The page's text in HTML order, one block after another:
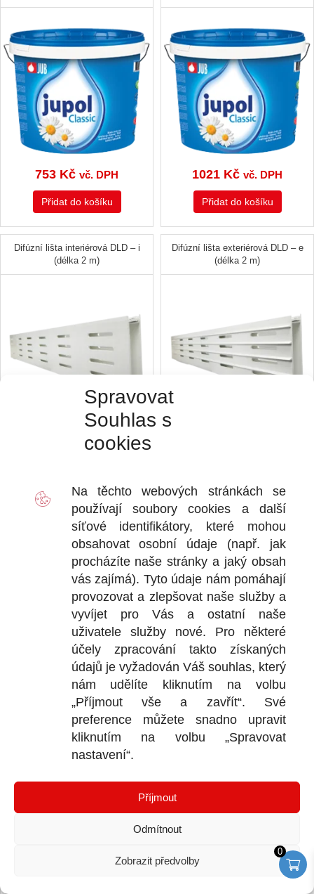
Spravovat
Souhlas s
cookies
Na těchto webových stránkách se
používají souborycookies a další
síťové identifikátory, které mohou
obsahovat osobní údaje (např. jak
procházíte naše stránky a jaký obsah
vás zajímá). Tyto údaje nám pomáhají
provozovat a zlepšovat naše služby a
vyvíjet pro Vás a ostatní naše
uživatele služby nové. Pro některé
účely zpracování takto získaných
údajů je vyžadován Váš souhlas, který
nám udělíte kliknutím na volbu
„Příjmout vše a zavřít“. Své
preference můžete snadno upravit
kliknutím na volbu „Spravovat
nastavení“.
Příjmout
Odmítnout
Zobrazit předvolby
753 Kč vč. DPH
Přidat do košíku
1021 Kč vč. DPH
Přidat do košíku
Difúzní lišta interiérová DLD – i
(délka 2 m)
vč. DPH
Difúzní lišta exteriérová DLD – e
(délka 2 m)
AquaStop Bitumen 2K® Flex (30
litrů) dvousložková stěrková
hydroizolace
Kč vč. DPH
Přidat do košíku
AquaStop Bitumen Triangle délka
(6,25 m) trojhranný utěsňovací
pás
450Kč vč. DPH
AquaStop Bitumen Triangle délka
(25m) trojhranný utěsňovací pás
0